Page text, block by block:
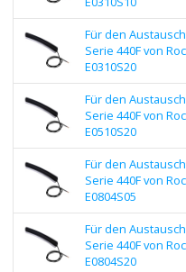
Für den
Serie 440F von
E0310S20
Für den
Serie 440F von
E0510S20
Für den
Serie 440F von
E0804S05
Für den
Serie 440F von
E0804S20